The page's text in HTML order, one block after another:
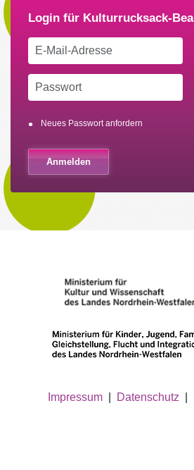
Neues Passwort anfordern
Impressum Datenschutz